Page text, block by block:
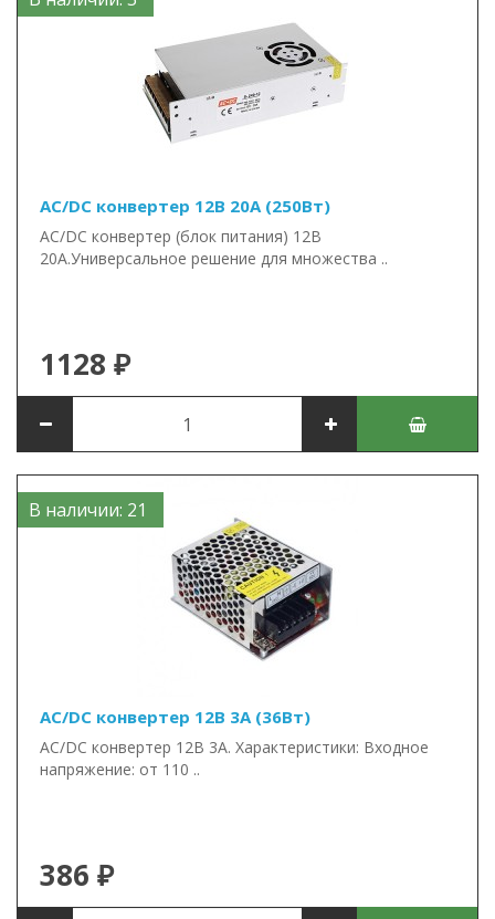
AC/DC конвертер 12В 20А (250Вт)
AC/DC конвертер (блок питания) 12В
20А.Универсальное решение для множества ..
1128 ₽
В наличии: 21
AC/DC конвертер 12В 3А (36Вт)
AC/DC конвертер 12В 3А. Характеристики: Входное
напряжение: от 110 ..
386 ₽